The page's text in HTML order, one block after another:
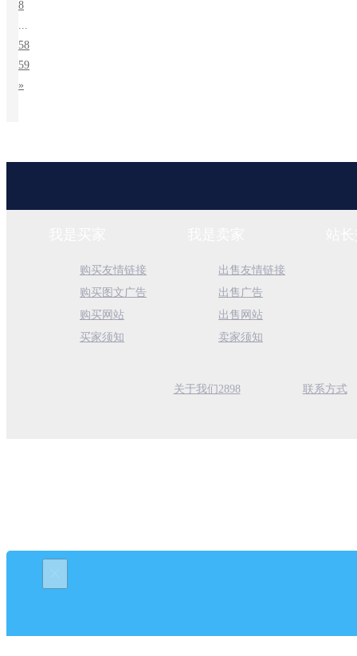
8
58
59
»
购买友情链接
购买图文广告
购买网站
买家须知
出售友情链接
出售广告
出售网站
卖家须知
关于我们2898 联系方式